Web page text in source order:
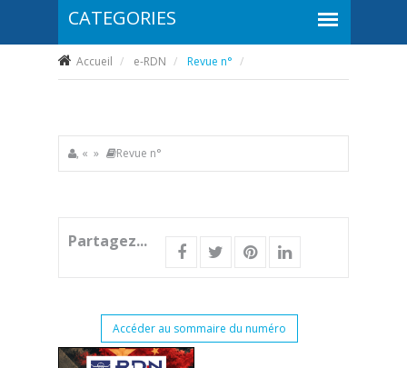
Accueil e-RDN Revue n°
, « » Revue n°
Partagez...
Accéder au sommaire du numéro